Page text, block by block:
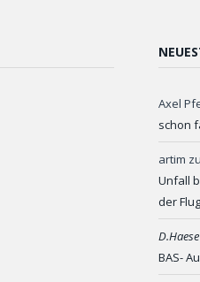
Axel
schon
artim
Unfall
der
BAS-